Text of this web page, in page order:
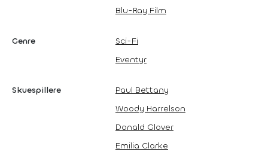
Blu-Ray Film
Genre
Sci-Fi
Eventyr
Skuespillere
Paul Bettany
Woody Harrelson
Donald Glover
Emilia Clarke